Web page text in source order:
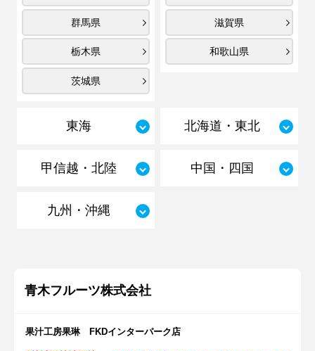
群馬県
栃木県
茨城県
滋賀県
和歌山県
東海 北海道・東北
甲信越・北陸 中国・四国
九州・沖縄
青木フルーツ株式会社
果汁工房果琳 FKDインターパーク店